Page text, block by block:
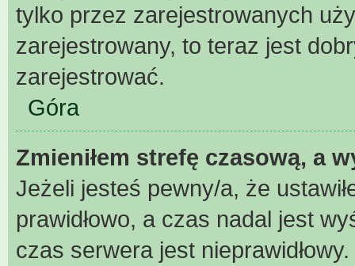
tylko przez zarejestrowanych
zarejestrowany, to teraz jest
zarejestrować.
Góra
Zmieniłem strefę czasową, a
Jeżeli jesteś pewny/a, że
prawidłowo, a czas nadal jest
czas serwera jest